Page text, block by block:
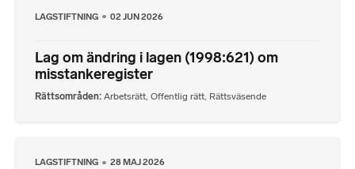
LAGSTIFTNING 02 JUN 2026
Lag om ändring i lagen (1998:621) om
misstankeregister
Rättsområden Arbetsrätt, Offentlig rätt, Rättsväsende
LAGSTIFTNING 28 MAJ 2026